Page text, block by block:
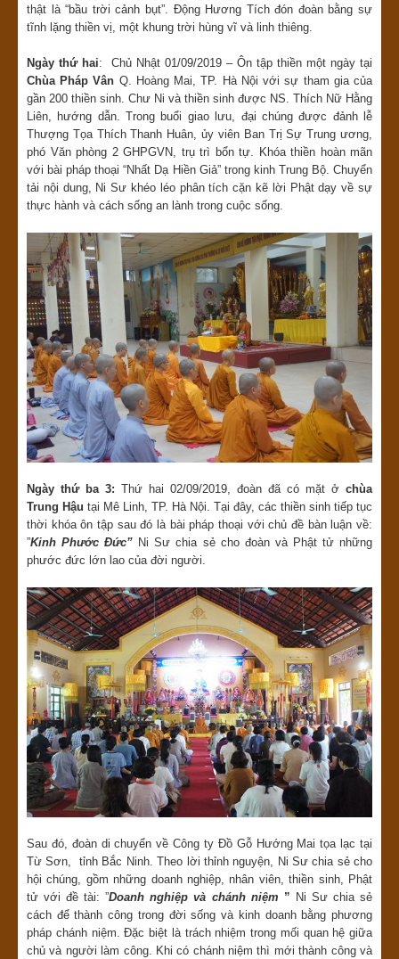
thật là “bầu trời cảnh bụt”. Động Hương Tích đón đoàn bằng sự
tĩnh lặng thiền vị, một khung trời hùng vĩ và linh thiêng.
Ngày thứ hai: Chủ Nhật 01/09/2019 – Ôn tập thiền một ngày tại
Chùa Pháp Vân Q. Hoàng Mai, TP. Hà Nội với sự tham gia của
gần 200 thiền sinh. Chư Ni và thiền sinh được NS. Thích Nữ Hằng
Liên, hướng dẫn. Trong buổi giao lưu, đại chúng được đảnh lễ
Thượng Tọa Thích Thanh Huân, ủy viên Ban Trị Sự Trung ương,
phó Văn phòng 2 GHPGVN, trụ trì bổn tự. Khóa thiền hoàn mãn
với bài pháp thoại “Nhất Dạ Hiền Giả” trong kinh Trung Bộ. Chuyển
tải nội dung, Ni Sư khéo léo phân tích cặn kẽ lời Phật dạy về sự
thực hành và cách sống an lành trong cuộc sống.
Ngày thứ ba 3: Thứ hai 02/09/2019, đoàn đã có mặt ở chùa
Trung Hậu tại Mê Linh, TP. Hà Nội. Tại đây, các thiền sinh tiếp tục
thời khóa ôn tập sau đó là bài pháp thoại với chủ đề bàn luận về:
”Kinh Phước Đức” Ni Sư chia sẻ cho đoàn và Phật tử những
phước đức lớn lao của đời người.
Sau đó, đoàn di chuyển về Công ty Đồ Gỗ Hướng Mai tọa lạc tại
Từ Sơn, tỉnh Bắc Ninh. Theo lời thỉnh nguyện, Ni Sư chia sẻ cho
hội chúng, gồm những doanh nghiệp, nhân viên, thiền sinh, Phật
tử với đề tài: ”Doanh nghiệp và chánh niệm ” Ni Sư chia sẻ
cách để thành công trong đời sống và kinh doanh bằng phương
pháp chánh niệm. Đặc biệt là trách nhiệm trong mối quan hệ giữa
chủ và người làm công. Khi có chánh niệm thì mới thành công và